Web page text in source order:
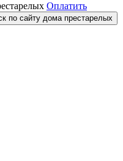
Оплатить